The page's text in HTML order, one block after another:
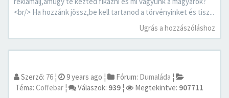
<br/> Ha hozzánk jössz,be kell tartanod a törvényinket és tisz...
Ugrás a hozzászóláshoz
Szerző: 76 ¦ 9 years ago ¦ Fórum: Dumaláda ¦
Téma: Coffebar ¦ Válaszok: 939 ¦ Megtekintve: 907711